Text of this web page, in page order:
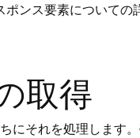
ンス要素についての
取得
にそれを処理します